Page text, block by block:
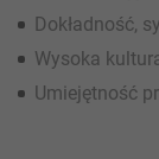
Dokładność,
Wysoka
Umiejętność